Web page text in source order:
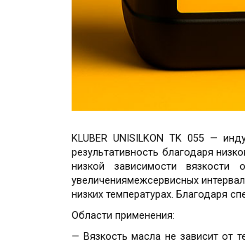
KLUBER UNISILKON TK 055 —
результативность благодаря
низкой зависимости
увеличениямежсервисных
низких температурах. Благодаря
Области применения:
— Вязкость масла не зависит от